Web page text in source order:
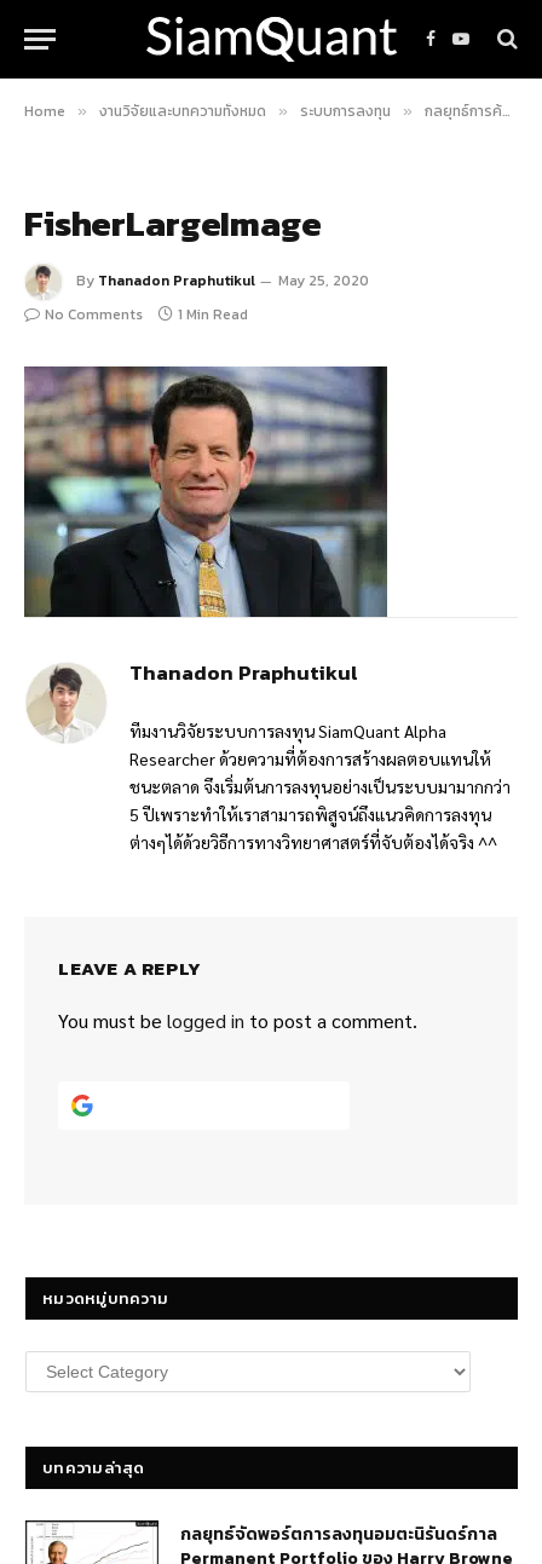
Facebook
YouTube
Home » งานวิจัยและบทความทั้งหมด » ระบบการลงทุน » กลยุทธ์การค้นหาหุ้น Super Stocks ของ Kenneth Fisher
FisherLargeImage
By Thanadon Praphutikul
May 25, 2020
No Comments
1 Min Read
Thanadon Praphutikul
ทีมงานวิจัยระบบการลงทุน SiamQuant Alpha
Researcher ด้วยความที่ต้องการสร้างผลตอบแทนให้
ชนะตลาด จึงเริ่มต้นการลงทุนอย่างเป็นระบบมามากกว่า
5 ปีเพราะทำให้เราสามารถพิสูจน์ถึงแนวคิดการลงทุน
ต่างๆได้ด้วยวิธีการทางวิทยาศาสตร์ที่จับต้องได้จริง ^^
LEAVE A REPLY
You must be logged in to post a comment.
หมวดหมู่บทความ
หมวด
หมู่
บทความล่าสุด
กลยุทธ์​จัดพอร์ตการลงทุนอมตะนิรันดร์กาล
Permanent Portfolio ของ Harry Browne